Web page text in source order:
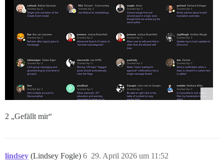
2 „Gefällt mir“
lindsey (Lindsey Fogle) 29. April 2026 um 11:52
6